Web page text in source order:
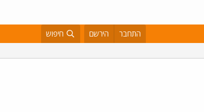
התחבר הירשם חיפוש